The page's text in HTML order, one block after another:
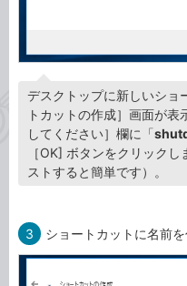
デスクトップに新しいショ
トカットの作成］画面が
してください］欄に「
［OK] ボタンをクリック
ストすると簡単です）。
3 ショートカットに名前